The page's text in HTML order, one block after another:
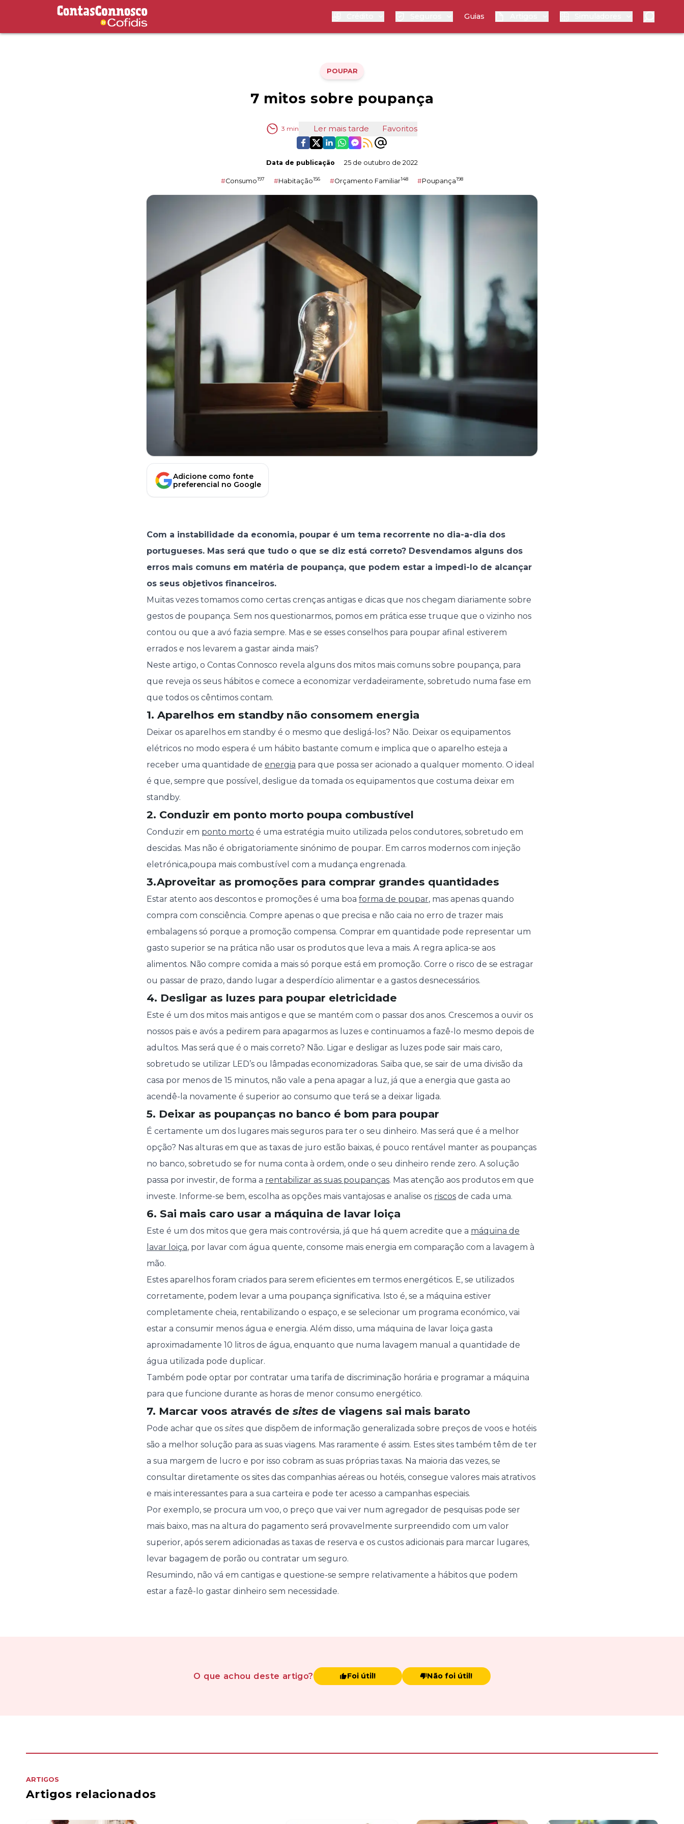
Contas Connosco by Cofidis Guias
POUPAR
7 mitos sobre poupança
3 min Ler mais tarde Favoritos
Data de publicação 25 de outubro de 2022
#Consumo197 #Habitação156 #Orçamento Familiar148 #Poupança198
Adicione como fonte
preferencial no Google
Com a instabilidade da economia, poupar é um tema recorrente no dia-a-dia dos
portugueses. Mas será que tudo o que se diz está correto? Desvendamos alguns dos
erros mais comuns em matéria de poupança, que podem estar a impedi-lo de alcançar
os seus objetivos financeiros.
Muitas vezes tomamos como certas crenças antigas e dicas que nos chegam diariamente sobre
gestos de poupança. Sem nos questionarmos, pomos em prática esse truque que o vizinho nos
contou ou que a avó fazia sempre. Mas e se esses conselhos para poupar afinal estiverem
errados e nos levarem a gastar ainda mais?
Neste artigo, o Contas Connosco revela alguns dos mitos mais comuns sobre poupança, para
que reveja os seus hábitos e comece a economizar verdadeiramente, sobretudo numa fase em
que todos os cêntimos contam.
1. Aparelhos em standby não consomem energia
Deixar os aparelhos em standby é o mesmo que desligá-los? Não. Deixar os equipamentos
elétricos no modo espera é um hábito bastante comum e implica que o aparelho esteja a
receber uma quantidade de energia para que possa ser acionado a qualquer momento. O ideal
é que, sempre que possível, desligue da tomada os equipamentos que costuma deixar em
standby.
2. Conduzir em ponto morto poupa combustível
Conduzir em ponto morto é uma estratégia muito utilizada pelos condutores, sobretudo em
descidas. Mas não é obrigatoriamente sinónimo de poupar. Em carros modernos com injeção
eletrónica,poupa mais combustível com a mudança engrenada.
3.Aproveitar as promoções para comprar grandes quantidades
Estar atento aos descontos e promoções é uma boa forma de poupar, mas apenas quando
compra com consciência. Compre apenas o que precisa e não caia no erro de trazer mais
embalagens só porque a promoção compensa. Comprar em quantidade pode representar um
gasto superior se na prática não usar os produtos que leva a mais. A regra aplica-se aos
alimentos. Não compre comida a mais só porque está em promoção. Corre o risco de se estragar
ou passar de prazo, dando lugar a desperdício alimentar e a gastos desnecessários.
4. Desligar as luzes para poupar eletricidade
Este é um dos mitos mais antigos e que se mantém com o passar dos anos. Crescemos a ouvir os
nossos pais e avós a pedirem para apagarmos as luzes e continuamos a fazê-lo mesmo depois de
adultos. Mas será que é o mais correto? Não. Ligar e desligar as luzes pode sair mais caro,
sobretudo se utilizar LED’s ou lâmpadas economizadoras. Saiba que, se sair de uma divisão da
casa por menos de 15 minutos, não vale a pena apagar a luz, já que a energia que gasta ao
acendê-la novamente é superior ao consumo que terá se a deixar ligada.
5. Deixar as poupanças no banco é bom para poupar
É certamente um dos lugares mais seguros para ter o seu dinheiro. Mas será que é a melhor
opção? Nas alturas em que as taxas de juro estão baixas, é pouco rentável manter as poupanças
no banco, sobretudo se for numa conta à ordem, onde o seu dinheiro rende zero. A solução
passa por investir, de forma a rentabilizar as suas poupanças. Mas atenção aos produtos em que
investe. Informe-se bem, escolha as opções mais vantajosas e analise os riscos de cada uma.
6. Sai mais caro usar a máquina de lavar loiça
Este é um dos mitos que gera mais controvérsia, já que há quem acredite que a máquina de
lavar loiça, por lavar com água quente, consome mais energia em comparação com a lavagem à
mão.
Estes aparelhos foram criados para serem eficientes em termos energéticos. E, se utilizados
corretamente, podem levar a uma poupança significativa. Isto é, se a máquina estiver
completamente cheia, rentabilizando o espaço, e se selecionar um programa económico, vai
estar a consumir menos água e energia. Além disso, uma máquina de lavar loiça gasta
aproximadamente 10 litros de água, enquanto que numa lavagem manual a quantidade de
água utilizada pode duplicar.
Também pode optar por contratar uma tarifa de discriminação horária e programar a máquina
para que funcione durante as horas de menor consumo energético.
7. Marcar voos através desites de viagens sai mais barato
Pode achar que os sites que dispõem de informação generalizada sobre preços de voos e hotéis
são a melhor solução para as suas viagens. Mas raramente é assim. Estes sites também têm de ter
a sua margem de lucro e por isso cobram as suas próprias taxas. Na maioria das vezes, se
consultar diretamente os sites das companhias aéreas ou hotéis, consegue valores mais atrativos
e mais interessantes para a sua carteira e pode ter acesso a campanhas especiais.
Por exemplo, se procura um voo, o preço que vai ver num agregador de pesquisas pode ser
mais baixo, mas na altura do pagamento será provavelmente surpreendido com um valor
superior, após serem adicionadas as taxas de reserva e os custos adicionais para marcar lugares,
levar bagagem de porão ou contratar um seguro.
Resumindo, não vá em cantigas e questione-se sempre relativamente a hábitos que podem
estar a fazê-lo gastar dinheiro sem necessidade.
O que achou deste artigo? Foi útil! Não foi útil!
ARTIGOS
Artigos relacionados